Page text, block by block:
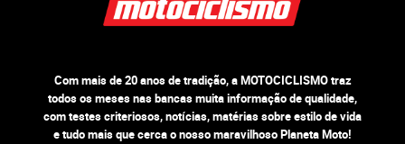
Com mais de 20 anos de tradição, a MOTOCICLISMO traz
todos os meses nas bancas muita informação de qualidade,
com testes criteriosos, notícias, matérias sobre estilo de vida
e tudo mais que cerca o nosso maravilhoso Planeta Moto!